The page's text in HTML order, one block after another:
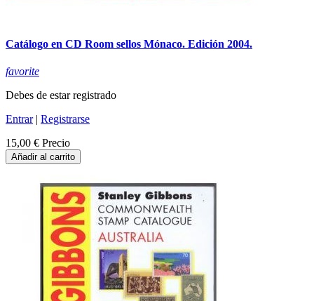
Catálogo en CD Room sellos Mónaco. Edición 2004.
favorite
Debes de estar registrado
Entrar| Registrarse
15,00 € Precio
Añadir al carrito